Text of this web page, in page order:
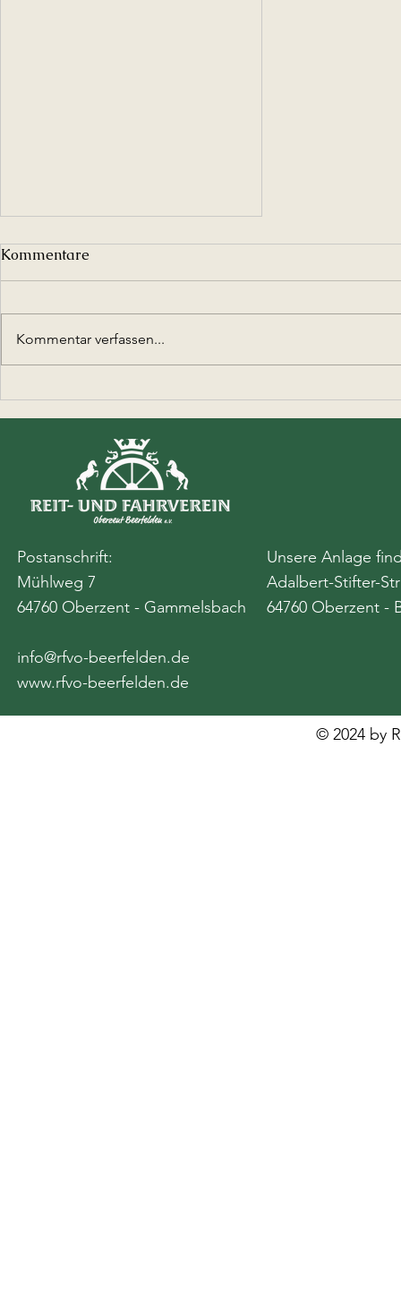
Beerfeldener Reitern
Kommentare
Kommentar verfassen...
Postanschrift:
Mühlweg 7
64760 Oberzent - Gammelsbach
info@rfvo-beerfelden.de
www.rfvo-beerfelden.de
Unsere Anlage
Adalbert-Stifter-
64760 Oberzent -
© 2024 by